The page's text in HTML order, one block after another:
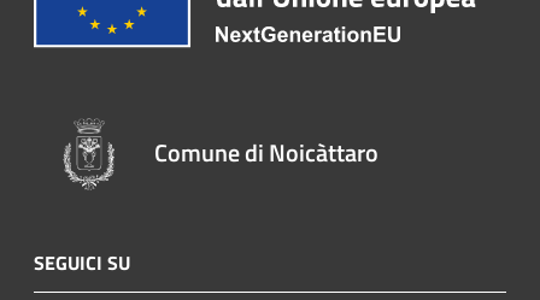
Comune di Noicàttaro
SEGUICI SU